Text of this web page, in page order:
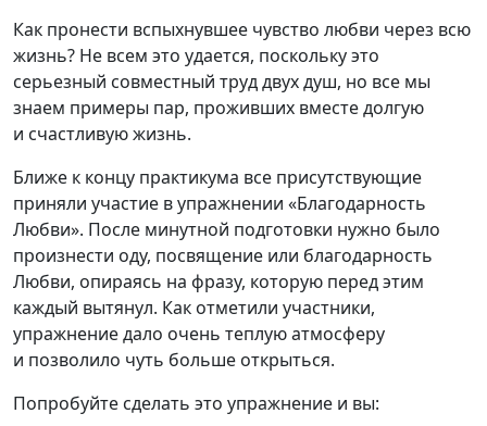
Как пронести вспыхнувшее чувство любви через всю
жизнь? Не всем это удается, поскольку это
серьезный совместный труд двух душ, но все мы
знаем примеры пар, проживших вместе долгую
и счастливую жизнь.
Ближе к концу практикума все присутствующие
приняли участие в упражнении «Благодарность
Любви». После минутной подготовки нужно было
произнести оду, посвящение или благодарность
Любви, опираясь на фразу, которую перед этим
каждый вытянул. Как отметили участники,
упражнение дало очень теплую атмосферу
и позволило чуть больше открыться.
Попробуйте сделать это упражнение и вы: